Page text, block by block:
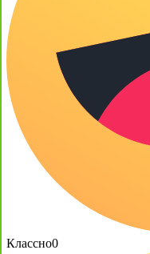
Классно0